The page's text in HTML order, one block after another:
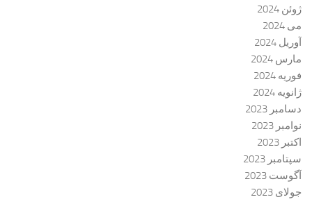
ژوئن 2024
می 2024
آوریل 2024
مارس 2024
فوریه 2024
ژانویه 2024
دسامبر 2023
نوامبر 2023
اکتبر 2023
سپتامبر 2023
آگوست 2023
جولای 2023